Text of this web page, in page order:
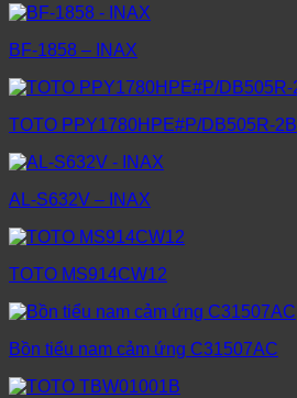
BF-1858 – INAX
TOTO PPY1780HPE#P/DB505R-2B
AL-S632V – INAX
TOTO MS914CW12
Bồn tiểu nam cảm ứng C31507AC